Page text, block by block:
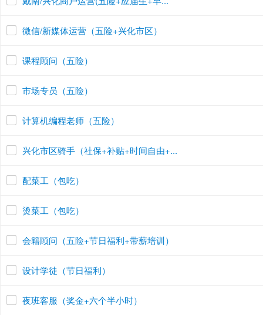
微信/新媒体运营（五险+兴化市区）
课程顾问（五险）
市场专员（五险）
计算机编程老师（五险）
兴化市区骑手（社保+补贴+时间自由+...
配菜工（包吃）
烫菜工（包吃）
会籍顾问（五险+节日福利+带薪培训）
设计学徒（节日福利）
夜班客服（奖金+六个半小时）